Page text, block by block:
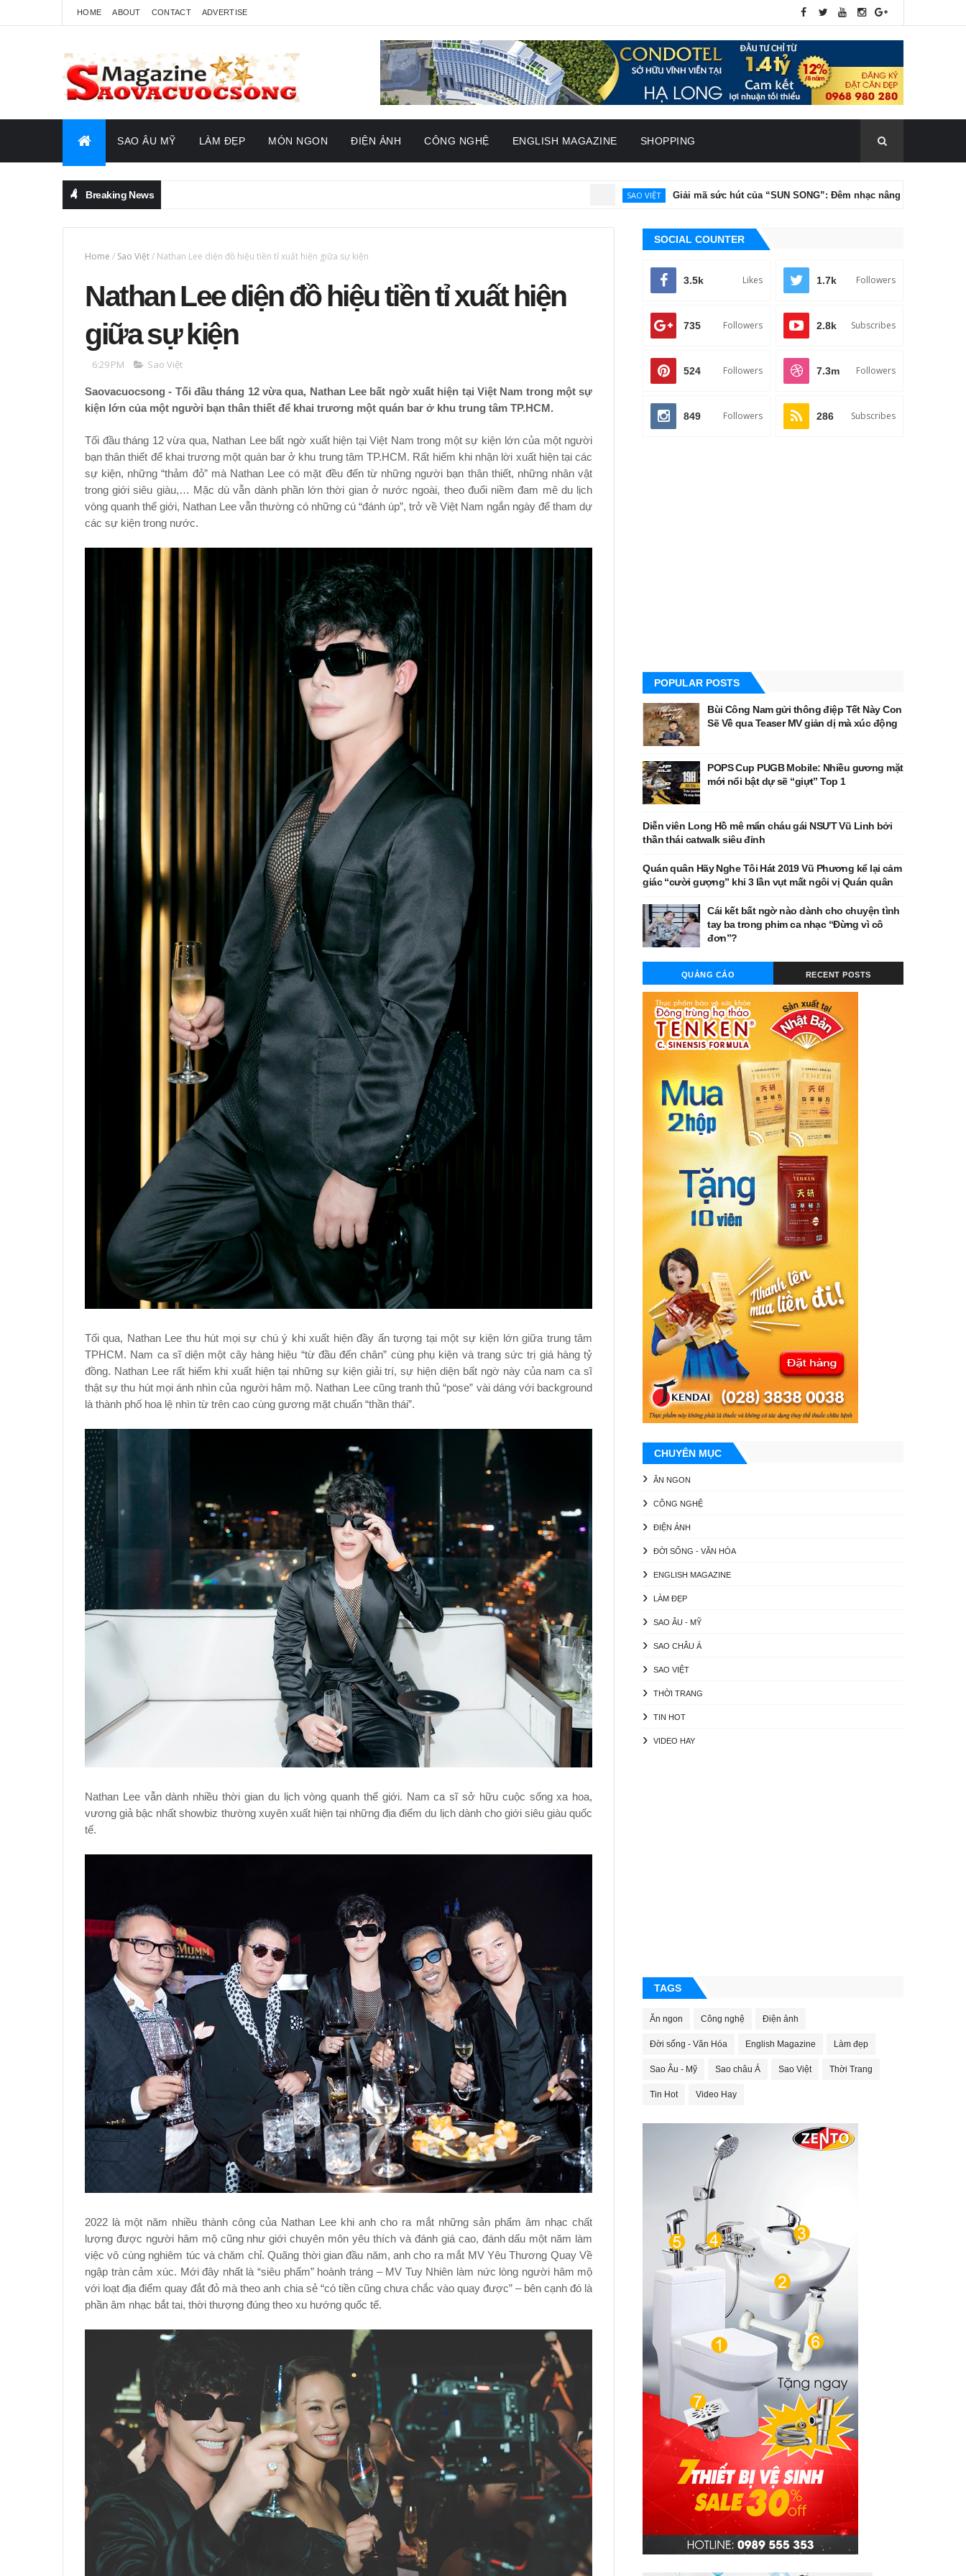
HOME ABOUT CONTACT ADVERTISE
SAO ÂU MỸ LÀM ĐẸP MÓN NGON ĐIỆN ẢNH CÔNG NGHỆ ENGLISH MAGAZINE SHOPPING
Breaking News Giải mã sức hút của “SUN SONG”: Đêm nhạc nâng tầm chân dung nghệ thuật
Home / Sao Việt/ Nathan Lee diện đồ hiệu tiền tỉ xuất hiện giữa sự kiện
Nathan Lee diện đồ hiệu tiền tỉ xuất hiện
giữa sự kiện
6:29 PM Sao Việt
Saovacuocsong - Tối đầu tháng 12 vừa qua, Nathan Lee bất ngờ xuất hiện tại Việt Nam trong một sự
kiện lớn của một người bạn thân thiết để khai trương một quán bar ở khu trung tâm TP.HCM.
Tối đầu tháng 12 vừa qua, Nathan Lee bất ngờ xuất hiện tại Việt Nam trong một sự kiện lớn của một người
bạn thân thiết để khai trương một quán bar ở khu trung tâm TP.HCM. Rất hiếm khi nhận lời xuất hiện tại các
sự kiện, những “thảm đỏ” mà Nathan Lee có mặt đều đến từ những người bạn thân thiết, những nhân vật
trong giới siêu giàu,… Mặc dù vẫn dành phần lớn thời gian ở nước ngoài, theo đuổi niềm đam mê du lịch
vòng quanh thế giới, Nathan Lee vẫn thường có những cú “đánh úp”, trở về Việt Nam ngắn ngày để tham dự
các sự kiện trong nước.
Tối qua, Nathan Lee thu hút mọi sự chú ý khi xuất hiện đầy ấn tượng tại một sự kiện lớn giữa trung tâm
TPHCM. Nam ca sĩ diện một cây hàng hiệu “từ đầu đến chân” cùng phụ kiện và trang sức trị giá hàng tỷ
đồng. Nathan Lee rất hiếm khi xuất hiện tại những sự kiện giải trí, sự hiện diện bất ngờ này của nam ca sĩ
thật sự thu hút mọi ánh nhìn của người hâm mộ. Nathan Lee cũng tranh thủ “pose” vài dáng với background
là thành phố hoa lệ nhìn từ trên cao cùng gương mặt chuẩn “thần thái”.
Nathan Lee vẫn dành nhiều thời gian du lịch vòng quanh thế giới. Nam ca sĩ sở hữu cuộc sống xa hoa,
vương giả bậc nhất showbiz thường xuyên xuất hiện tại những địa điểm du lịch dành cho giới siêu giàu quốc
tế.
2022 là một năm nhiều thành công của Nathan Lee khi anh cho ra mắt những sản phẩm âm nhạc chất
lượng được người hâm mộ cũng như giới chuyên môn yêu thích và đánh giá cao, đánh dấu một năm làm
việc vô cùng nghiêm túc và chăm chỉ. Quãng thời gian đầu năm, anh cho ra mắt MV Yêu Thương Quay Về
ngập tràn cảm xúc. Mới đây nhất là “siêu phẩm” hoành tráng – MV Tuy Nhiên làm nức lòng người hâm mộ
với loạt địa điểm quay đắt đỏ mà theo anh chia sẻ “có tiền cũng chưa chắc vào quay được” – bên cạnh đó là
phần âm nhạc bắt tai, thời thượng đúng theo xu hướng quốc tế.
SOCIAL COUNTER
3.5k Likes 1.7k Followers
735 Followers 2.8k Subscribes
524 Followers 7.3m Followers
849 Followers 286 Subscribes
POPULAR POSTS
Bùi Công Nam gửi thông điệp Tết Này Con
Sẽ Về qua Teaser MV giản dị mà xúc động
POPS Cup PUGB Mobile: Nhiều gương mặt
mới nổi bật dự sẽ “giựt” Top 1
Diễn viên Long Hồ mê mẩn cháu gái NSƯT Vũ Linh bởi
thần thái catwalk siêu đỉnh
Quán quân Hãy Nghe Tôi Hát 2019 Vũ Phương kể lại cảm
giác “cười gượng” khi 3 lần vụt mất ngôi vị Quán quân
Cái kết bất ngờ nào dành cho chuyện tình
tay ba trong phim ca nhạc “Đừng vì cô
đơn”?
QUẢNG CÁO RECENT POSTS
CHUYÊN MỤC
ĂN NGON
CÔNG NGHỆ
ĐIỆN ẢNH
ĐỜI SỐNG - VĂN HÓA
ENGLISH MAGAZINE
LÀM ĐẸP
SAO ÂU - MỸ
SAO CHÂU Á
SAO VIỆT
THỜI TRANG
TIN HOT
VIDEO HAY
TAGS
Ăn ngon Công nghệ Điện ảnh
Đời sống - Văn Hóa English Magazine Làm đẹp
Sao Âu - Mỹ Sao châu Á Sao Việt Thời Trang
Tin Hot Video Hay